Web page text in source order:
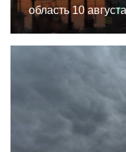
область 10 августа